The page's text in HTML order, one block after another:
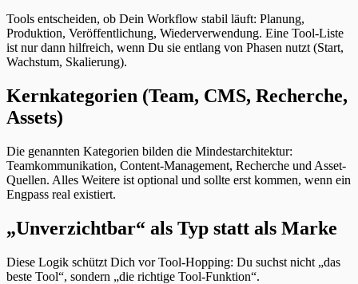
Tools entscheiden, ob Dein Workflow stabil läuft: Planung,
Produktion, Veröffentlichung, Wiederverwendung. Eine Tool-Liste
ist nur dann hilfreich, wenn Du sie entlang von Phasen nutzt (Start,
Wachstum, Skalierung).
Kernkategorien (Team, CMS, Recherche,
Assets)
Die genannten Kategorien bilden die Mindestarchitektur:
Teamkommunikation, Content-Management, Recherche und Asset-
Quellen. Alles Weitere ist optional und sollte erst kommen, wenn ein
Engpass real existiert.
„Unverzichtbar“ als Typ statt als Marke
Diese Logik schützt Dich vor Tool-Hopping: Du suchst nicht „das
beste Tool“, sondern „die richtige Tool-Funktion“.